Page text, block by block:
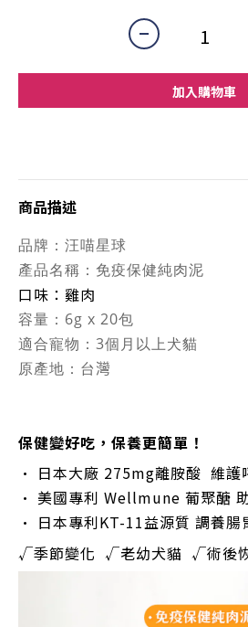
加入購物車
商品描述
品牌： 汪喵星球
產品名稱： 免疫保健純肉泥
口味：雞肉
容量： 6g x 20包
適合寵物：3個月以上犬貓
原產地： 台灣
保健變好吃，保養更簡單！
• 日本大廠 275mg離胺酸 維護
• 美國專利 Wellmune 葡聚醣
• 日本專利KT-11益源質 調養腸
√季節變化 √老幼犬貓 √術後